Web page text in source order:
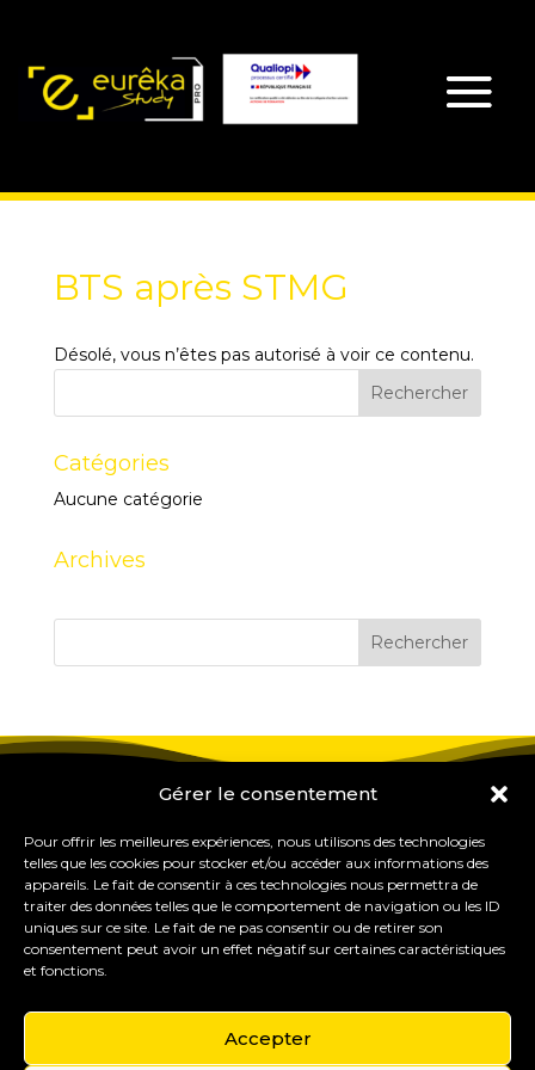
Gérer le consentement
Pour offrir les meilleures expériences, nous utilisons des technologies
telles que les cookies pour stocker et/ou accéder aux informations des
appareils. Le fait de consentir à ces technologies nous permettra de
traiter des données telles que le comportement de navigation ou les ID
uniques sur ce site. Le fait de ne pas consentir ou de retirer son
consentement peut avoir un effet négatif sur certaines caractéristiques
et fonctions.
Accepter
BTS après STMG
Désolé, vous n’êtes pas autorisé à voir ce contenu.
Catégories
Aucune catégorie
Archives